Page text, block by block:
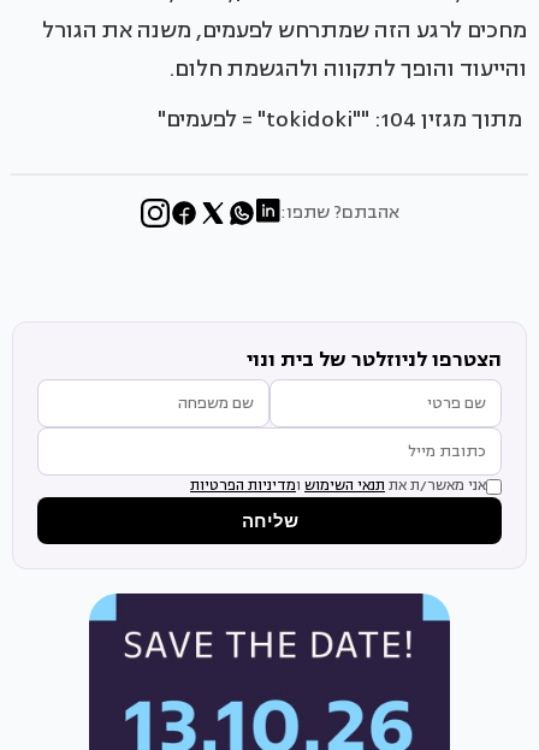
מחכים לרגע הזה שמתרחש לפעמים, משנה את הגורל
והייעוד והופך לתקווה ולהגשמת חלום.
מתוך מגזין 104: ""tokidoki" = לפעמים"
אהבתם? שתפו:
הצטרפו לניוזלטר של בית ונוי
אני מאשר/ת את תנאי השימוש ומדיניות הפרטיות
שליחה